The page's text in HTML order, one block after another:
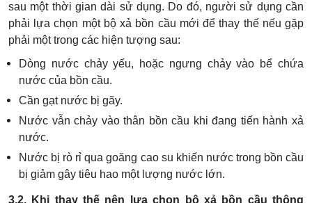
sau một thời gian dài sử dụng. Do đó, người sử dụng cần
phải lựa chọn một bộ xả bồn cầu mới để thay thế nếu gặp
phải một trong các hiện tượng sau:
Dòng nước chảy yếu, hoặc ngưng chảy vào bể chứa
nước của bồn cầu.
Cần gạt nước bị gãy.
Nước vẫn chảy vào thân bồn cầu khi đang tiến hành xả
nước.
Nước bị rò rỉ qua goăng cao su khiến nước trong bồn cầu
bị giảm gây tiêu hao một lượng nước lớn.
3.2. Khi thay thế nên lựa chọn bộ xả bồn cầu thông